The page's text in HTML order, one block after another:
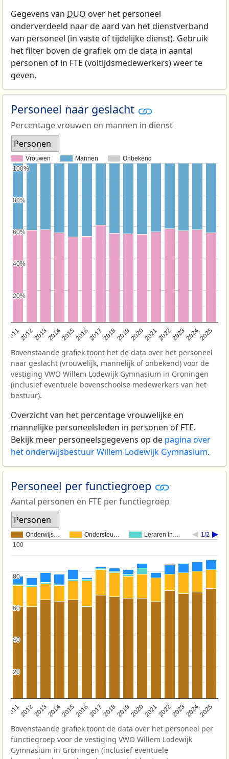
Gegevens van DUO over het personeel
onderverdeeld naar de aard van het dienstverband
van personeel (in vaste of tijdelijke dienst). Gebruik
het filter boven de grafiek om de data in aantal
personen of in FTE (voltijdsmedewerkers) weer te
geven.
Personeel naar geslacht
Percentage vrouwen en mannen in dienst
Personen
Vrouwen Mannen Onbekend
201120122013201420152016201720182019202020212022202320242025
20%
20%
40%
40%
60%
60%
80%
80%
100%
100%
Bovenstaande grafiek toont het de data over het personeel
naar geslacht (vrouwelijk, mannelijk of onbekend) voor de
vestiging VWO Willem Lodewijk Gymnasium in Groningen
(inclusief eventuele bovenschoolse medewerkers van het
bestuur).
Overzicht van het percentage vrouwelijke en
mannelijke personeelsleden in personen of FTE.
Bekijk meer personeelsgegevens op de pagina over
het onderwijsbestuur Willem Lodewijk Gymnasium.
Personeel per functiegroep
Aantal personen en FTE per functiegroep
Personen
Onderwijs… Ondersteu… Leraren in… 1/2
201120122013201420152016201720182019202020212022202320242025
20
20
40
40
60
60
80
80
100
100
Bovenstaande grafiek toont de data over het personeel per
functiegroep voor de vestiging VWO Willem Lodewijk
Gymnasium in Groningen (inclusief eventuele